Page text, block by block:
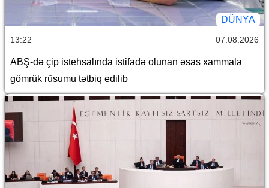
DÜNYA
13:22 07.08.2026
ABŞ-də çip istehsalında istifadə olunan əsas xammala
gömrük rüsumu tətbiq edilib